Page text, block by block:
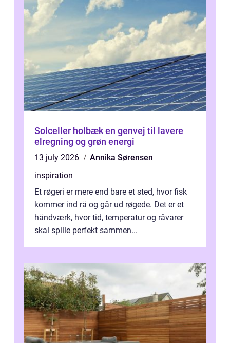
Solceller holbæk en genvej til lavere
elregning og grøn energi
13 july 2026
Annika Sørensen
inspiration
Et røgeri er mere end bare et sted, hvor fisk
kommer ind rå og går ud røgede. Det er et
håndværk, hvor tid, temperatur og råvarer
skal spille perfekt sammen...